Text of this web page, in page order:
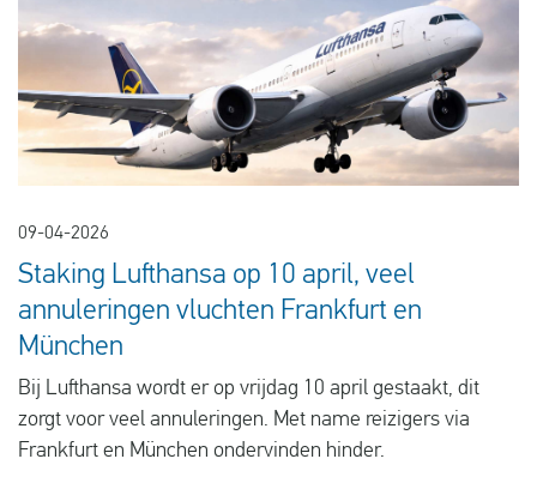
09-04-2026
Staking Lufthansa op 10 april, veel
annuleringen vluchten Frankfurt en
München
Bij Lufthansa wordt er op vrijdag 10 april gestaakt, dit
zorgt voor veel annuleringen. Met name reizigers via
Frankfurt en München ondervinden hinder.